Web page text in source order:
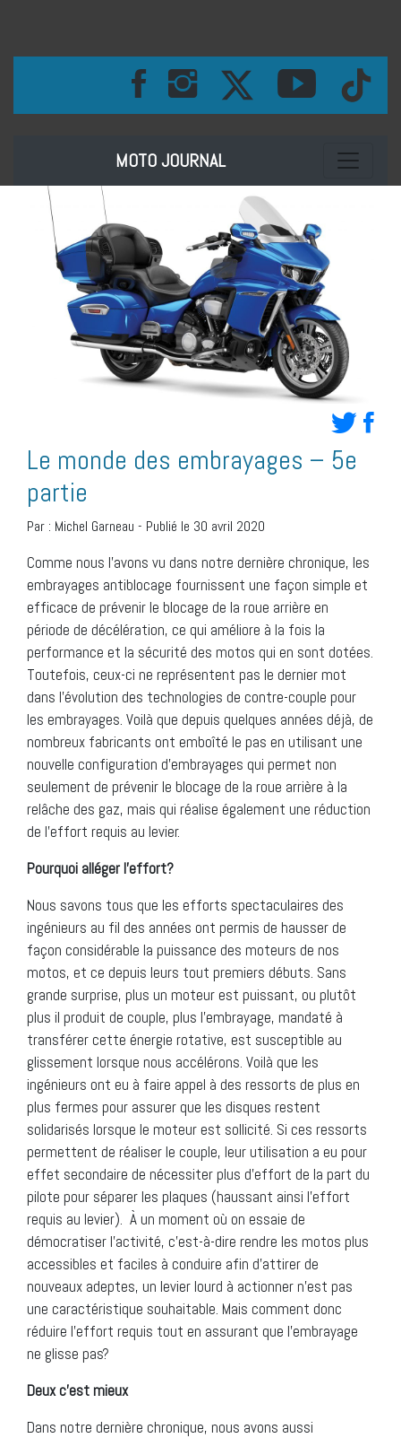
MOTO JOURNAL Toggle
Le monde des embrayages – 5e
partie
Par : Michel Garneau - Publié le 30 avril 2020
Comme nous l’avons vu dans notre dernière chronique, les
embrayages antiblocage fournissent une façon simple et
efficace de prévenir le blocage de la roue arrière en
période de décélération, ce qui améliore à la fois la
performance et la sécurité des motos qui en sont dotées.
Toutefois, ceux-ci ne représentent pas le dernier mot
dans l’évolution des technologies de contre-couple pour
les embrayages. Voilà que depuis quelques années déjà, de
nombreux fabricants ont emboîté le pas en utilisant une
nouvelle configuration d’embrayages qui permet non
seulement de prévenir le blocage de la roue arrière à la
relâche des gaz, mais qui réalise également une réduction
de l’effort requis au levier.
Pourquoi alléger l’effort?
Nous savons tous que les efforts spectaculaires des
ingénieurs au fil des années ont permis de hausser de
façon considérable la puissance des moteurs de nos
motos, et ce depuis leurs tout premiers débuts. Sans
grande surprise, plus un moteur est puissant, ou plutôt
plus il produit de couple, plus l’embrayage, mandaté à
transférer cette énergie rotative, est susceptible au
glissement lorsque nous accélérons. Voilà que les
ingénieurs ont eu à faire appel à des ressorts de plus en
plus fermes pour assurer que les disques restent
solidarisés lorsque le moteur est sollicité. Si ces ressorts
permettent de réaliser le couple, leur utilisation a eu pour
effet secondaire de nécessiter plus d’effort de la part du
pilote pour séparer les plaques (haussant ainsi l’effort
requis au levier). À un moment où on essaie de
démocratiser l’activité, c’est-à-dire rendre les motos plus
accessibles et faciles à conduire afin d’attirer de
nouveaux adeptes, un levier lourd à actionner n’est pas
une caractéristique souhaitable. Mais comment donc
réduire l’effort requis tout en assurant que l’embrayage
ne glisse pas?
Deux c’est mieux
Dans notre dernière chronique, nous avons aussi